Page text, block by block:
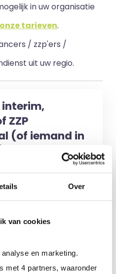
Over
van cookies
en marketing.
met 4 partners, waaronder
in uw organisatie
tarieven.
/ zzp'ers /
uit uw regio.
interim,
ZZP
(of iemand in
wij geen kosten.
pay!Kosten worden
een professional